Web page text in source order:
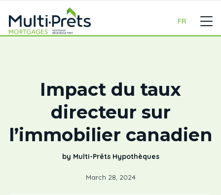
FR
Impact du taux
directeur sur
l’immobilier canadien
by Multi-Prêts Hypothèques
March 28, 2024